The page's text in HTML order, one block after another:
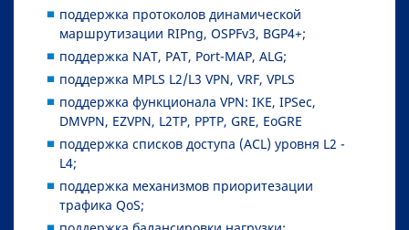
поддержка протоколов динамической
маршрутизации RIPng, OSPFv3, BGP4+;
поддержка NAT, PAT, Port-MAP, ALG;
поддержка MPLS L2/L3 VPN, VRF, VPLS
поддержка функционала VPN: IKE, IPSec,
DMVPN, EZVPN, L2TP, PPTP, GRE, EoGRE
поддержка списков доступа (ACL) уровня L2 -
L4;
поддержка механизмов приоритезации
трафика QoS;